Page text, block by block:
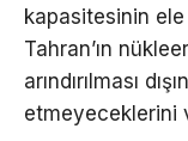
kapasitesinin ele
Tahran’ın
arındırılması
etmeyeceklerini